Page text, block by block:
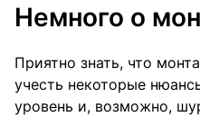
Немного о
Приятно знать, что
учесть некоторые
уровень и, возможно,